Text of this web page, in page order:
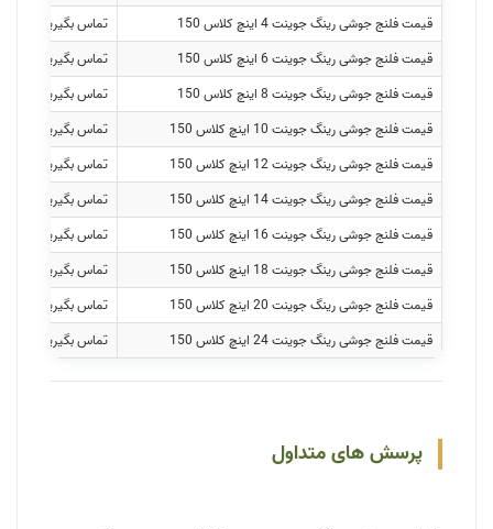
قیمت فلنج جوشی رینگ جوینت 4 اینچ کلاس 150
تماس بگیرید
قیمت فلنج جوشی رینگ جوینت 6 اینچ کلاس 150
تماس بگیرید
قیمت فلنج جوشی رینگ جوینت 8 اینچ کلاس 150
تماس بگیرید
قیمت فلنج جوشی رینگ جوینت 10 اینچ کلاس 150
تماس بگیرید
قیمت فلنج جوشی رینگ جوینت 12 اینچ کلاس 150
تماس بگیرید
قیمت فلنج جوشی رینگ جوینت 14 اینچ کلاس 150
تماس بگیرید
قیمت فلنج جوشی رینگ جوینت 16 اینچ کلاس 150
تماس بگیرید
قیمت فلنج جوشی رینگ جوینت 18 اینچ کلاس 150
تماس بگیرید
قیمت فلنج جوشی رینگ جوینت 20 اینچ کلاس 150
تماس بگیرید
قیمت فلنج جوشی رینگ جوینت 24 اینچ کلاس 150
تماس بگیرید
پرسش های متداول